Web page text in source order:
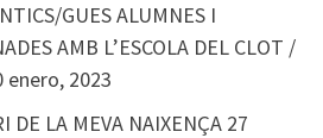
GUES ALUMNES I
AMB L’ESCOLA DEL CLOT /
enero, 2023
DE LA MEVA NAIXENÇA 27